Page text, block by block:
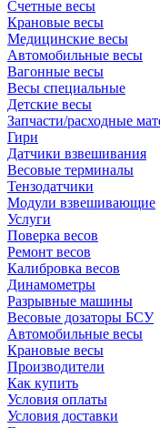
Счетные весы
Крановые весы
Медицинские весы
Автомобильные весы
Вагонные весы
Весы специальные
Детские весы
Запчасти/расходные
Гири
Датчики взвешивания
Весовые терминалы
Тензодатчики
Модули взвешивающие
Услуги
Поверка весов
Ремонт весов
Калибровка весов
Динамометры
Разрывные машины
Весовые дозаторы БСУ
Автомобильные весы
Крановые весы
Производители
Как купить
Условия оплаты
Условия доставки